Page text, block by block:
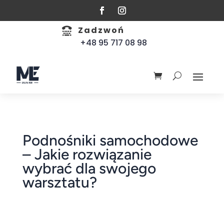

Zadzwoń
+48 95 717 08 98
Podnośniki samochodowe
– Jakie rozwiązanie
wybrać dla swojego
warsztatu?